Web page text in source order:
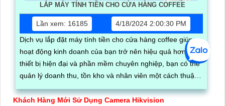
LẮP MÁY TÍNH TIỀN CHO CỬA HÀNG COFFEE
Lần xem: 16185
4/18/2024 2:00:30 PM
Dịch vụ lắp đặt máy tính tiền cho cửa hàng coffee giúp
hoạt động kinh doanh của bạn trở nên hiệu quả hơn. Với
thiết bị hiện đại và phần mềm chuyên nghiệp, bạn có thể
quản lý doanh thu, tồn kho và nhân viên một cách thuận
lợi
Khách Hàng Mới Sử Dụng Camera Hikvision